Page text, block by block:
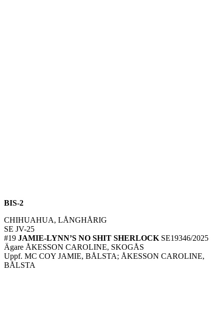
BIS-2
CHIHUAHUA, LÅNGHÅRIG
SE JV-25
#19 JAMIE-LYNN’S NO SHIT SHERLOCK SE19346/2025
Ägare ÅKESSON CAROLINE, SKOGÅS
Uppf. MC COY JAMIE, BÅLSTA; ÅKESSON CAROLINE,
BÅLSTA